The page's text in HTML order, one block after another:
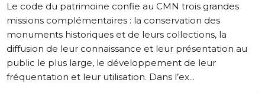
Le code du patrimoine confie au CMN trois grandes
missions complémentaires : la conservation des
monuments historiques et de leurs collections, la
diffusion de leur connaissance et leur présentation au
public le plus large, le développement de leur
fréquentation et leur utilisation. Dans l’ex...